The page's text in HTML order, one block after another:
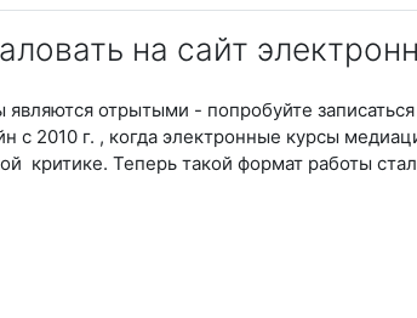
на сайт
отрытыми - попробуйте
с 2010 г. , когда электронные курсы
критике. Теперь такой формат работы